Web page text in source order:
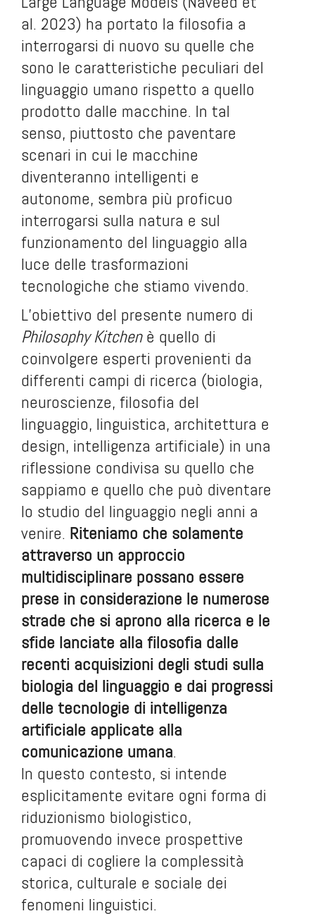
al. 2023) ha portato la filosofia a
interrogarsi di nuovo su quelle che
sono le caratteristiche peculiari del
linguaggio umano rispetto a quello
prodotto dalle macchine. In tal
senso, piuttosto che paventare
scenari in cui le macchine
diventeranno intelligenti e
autonome, sembra più proficuo
interrogarsi sulla natura e sul
funzionamento del linguaggio alla
luce delle trasformazioni
tecnologiche che stiamo vivendo.
L’obiettivo del presente numero di
Philosophy Kitchenè quello di
coinvolgere esperti provenienti da
differenti campi di ricerca (biologia,
neuroscienze, filosofia del
linguaggio, linguistica, architettura e
design, intelligenza artificiale) in una
riflessione condivisa su quello che
sappiamo e quello che può diventare
lo studio del linguaggio negli anni a
venire. Riteniamo che solamente
attraverso un approccio
multidisciplinare possano essere
prese in considerazione le numerose
strade che si aprono alla ricerca e le
sfide lanciate alla filosofia dalle
recenti acquisizioni degli studi sulla
biologia del linguaggio e dai progressi
delle tecnologie di intelligenza
artificiale applicate alla
comunicazione umana.
In questo contesto, si intende
esplicitamente evitare ogni forma di
riduzionismo biologistico,
promuovendo invece prospettive
capaci di cogliere la complessità
storica, culturale e sociale dei
fenomeni linguistici.